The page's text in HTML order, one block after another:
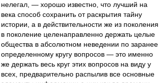
нелегал, — хорошо известно, что лучший на
века способ сохранить от раскрытия тайну
истории, а в действительности же из поколения
в поколение целенаправленно держать целые
общества в абсолютном неведении по заранее
определенному кругу вопросов — это именно
же держать весь круг этих вопросов на виду у
всех, предварительно распылив все основные